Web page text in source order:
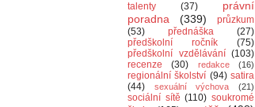
talenty
(37)
právní
poradna
(339)
průzkum
(53)
přednáška
(27)
předškolní ročník
(75)
předškolní vzdělávání (103)
recenze
(30) redakce (16)
regionální školství (94) satira
(44)
sexuální výchova (21)
sociální sítě (110) soukromé